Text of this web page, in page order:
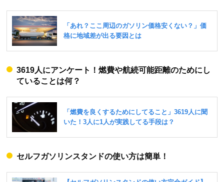
3619人にアンケート！燃費や航続可能距離のためにし
ていることは何？
セルフガソリンスタンドの使い方は簡単！